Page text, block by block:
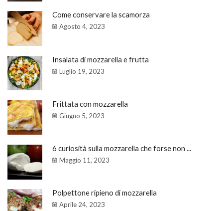
Come conservare la scamorza
Agosto 4, 2023
Insalata di mozzarella e frutta
Luglio 19, 2023
Frittata con mozzarella
Giugno 5, 2023
6 curiosità sulla mozzarella che forse non ...
Maggio 11, 2023
Polpettone ripieno di mozzarella
Aprile 24, 2023